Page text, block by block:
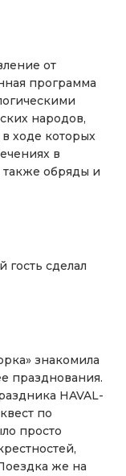
от
программа
народов,
ходе которых
в
обряды и
гость сделал
знакомила
празднования.
HAVAL-
по
просто
же на